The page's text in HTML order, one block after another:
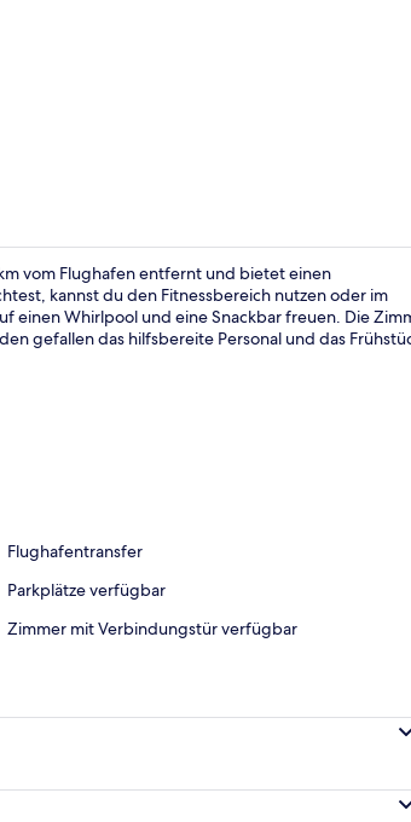
vom Flughafen entfernt und bietet einen
kannst du den Fitnessbereich nutzen oder im
einen Whirlpool und eine Snackbar freuen. Die
gefallen das hilfsbereite Personal und das
Flughafentransfer
Parkplätze verfügbar
Zimmer mit Verbindungstür verfügbar